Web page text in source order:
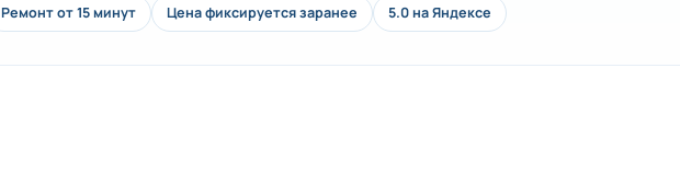
Ремонт от 15 минут Цена фиксируется заранее 5.0 на Яндексе